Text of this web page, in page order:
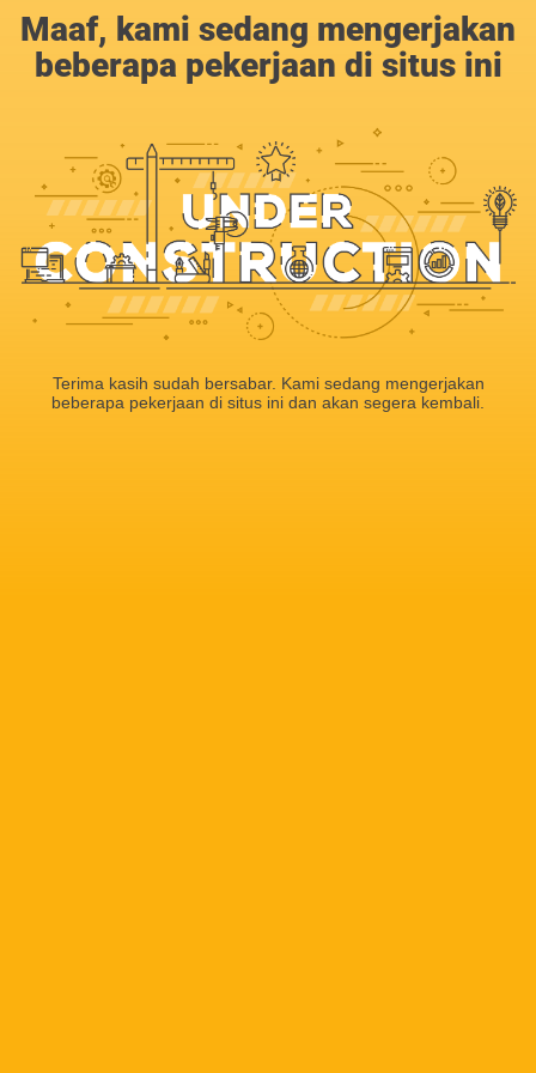
Maaf, kami sedang mengerjakan
beberapa pekerjaan di situs ini
Terima kasih sudah bersabar. Kami sedang mengerjakan
beberapa pekerjaan di situs ini dan akan segera kembali.